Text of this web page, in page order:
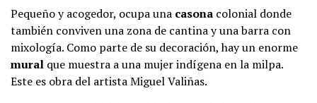
Pequeño y acogedor, ocupa una casona colonial donde
también conviven una zona de cantina y una barra con
mixología. Como parte de su decoración, hay un enorme
mural que muestra a una mujer indígena en la milpa.
Este es obra del artista Miguel Valiñas.